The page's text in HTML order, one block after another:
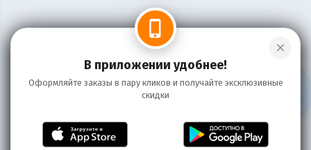
Нужен сайт, бот, мобильное приложение
для вашего бизнеса доставки? Пишите!
2026 Пряников
close
phone_iphone
В приложении удобнее!
Оформляйте заказы в пару кликов и получайте эксклюзивные
скидки